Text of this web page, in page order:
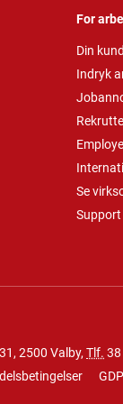
For
Din
Indryk
Se
2500 Valby, Tlf. 38